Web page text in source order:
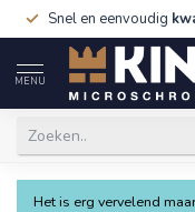
Snel en eenvoudig
MENU
Het is erg vervelend